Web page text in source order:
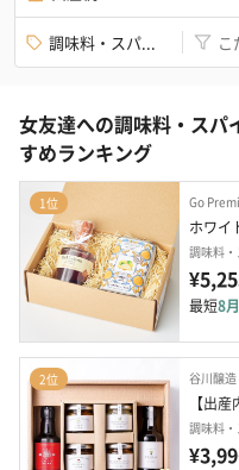
調味料・スパ... こ
女友達への調味料・スパ
すめランキング
1位 Go
ホワイ
調味料
最短8
2位 谷川醸造
【出
調味料